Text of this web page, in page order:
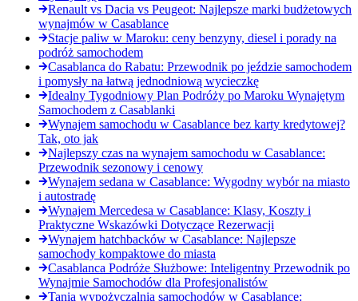
Renault vs Dacia vs Peugeot: Najlepsze marki budżetowych
wynajmów w Casablance
Stacje paliw w Maroku: ceny benzyny, diesel i porady na
podróż samochodem
Casablanca do Rabatu: Przewodnik po jeździe samochodem
i pomysły na łatwą jednodniową wycieczkę
Idealny Tygodniowy Plan Podróży po Maroku Wynajętym
Samochodem z Casablanki
Wynajem samochodu w Casablance bez karty kredytowej?
Tak, oto jak
Najlepszy czas na wynajem samochodu w Casablance:
Przewodnik sezonowy i cenowy
Wynajem sedana w Casablance: Wygodny wybór na miasto
i autostradę
Wynajem Mercedesa w Casablance: Klasy, Koszty i
Praktyczne Wskazówki Dotyczące Rezerwacji
Wynajem hatchbacków w Casablance: Najlepsze
samochody kompaktowe do miasta
Casablanca Podróże Służbowe: Inteligentny Przewodnik po
Wynajmie Samochodów dla Profesjonalistów
Tania wypożyczalnia samochodów w Casablance: